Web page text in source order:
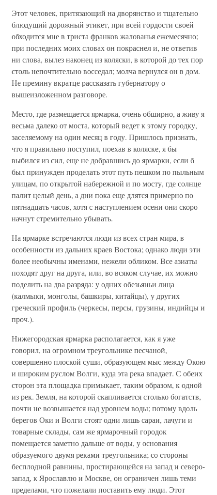
Этот человек, притязающий на дворянство и тщательно
блюдущий дорожный этикет, при всей гордости своей
обходится мне в триста франков жалованья ежемесячно;
при последних моих словах он покраснел и, не ответив
ни слова, вылез наконец из коляски, в которой до тех пор
столь непочтительно восседал; молча вернулся он в дом.
Не премину вкратце рассказать губернатору о
вышеизложенном разговоре.
Место, где размещается ярмарка, очень обширно, а живу я
весьма далеко от моста, который ведет к этому городку,
заселяемому на один месяц в году. Пришлось признать,
что я правильно поступил, поехав в коляске, я бы
выбился из сил, еще не добравшись до ярмарки, если б
был принужден проделать этот путь пешком по пыльным
улицам, по открытой набережной и по мосту, где солнце
палит целый день, а дни пока еще длятся примерно по
пятнадцать часов, хотя с наступлением осени они скоро
начнут стремительно убывать.
На ярмарке встречаются люди из всех стран мира, в
особенности из дальних краев Востока; однако люди эти
более необычны именами, нежели обликом. Все азиаты
походят друг на друга, или, во всяком случае, их можно
поделить на два разряда: у одних обезьяньи лица
(калмыки, монголы, башкиры, китайцы), у других
греческий профиль (черкесы, персы, грузины, индийцы и
проч.).
Нижегородская ярмарка располагается, как я уже
говорил, на огромном треугольнике песчаной,
совершенно плоской суши, образующем мыс между Окою
и широким руслом Волги, куда эта река впадает. С обеих
сторон эта площадка примыкает, таким образом, к одной
из рек. Земля, на которой скапливается столько богатств,
почти не возвышается над уровнем воды; потому вдоль
берегов Оки и Волги стоят одни лишь сараи, лачуги и
товарные склады, сам же ярмарочный городок
помещается заметно дальше от воды, у основания
образуемого двумя реками треугольника; со стороны
бесплодной равнины, простирающейся на запад и северо-
запад, к Ярославлю и Москве, он ограничен лишь теми
пределами, что пожелали поставить ему люди. Этот